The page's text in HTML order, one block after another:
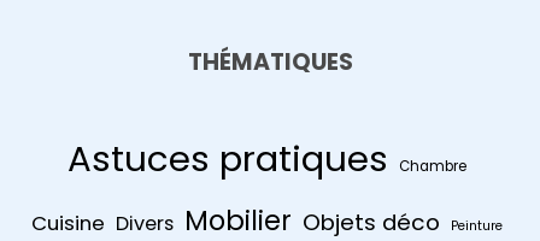
THÉMATIQUES
Astuces pratiques Chambre
Cuisine Divers Mobilier Objets déco Peinture